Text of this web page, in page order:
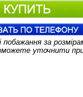
побажання за
уточнити